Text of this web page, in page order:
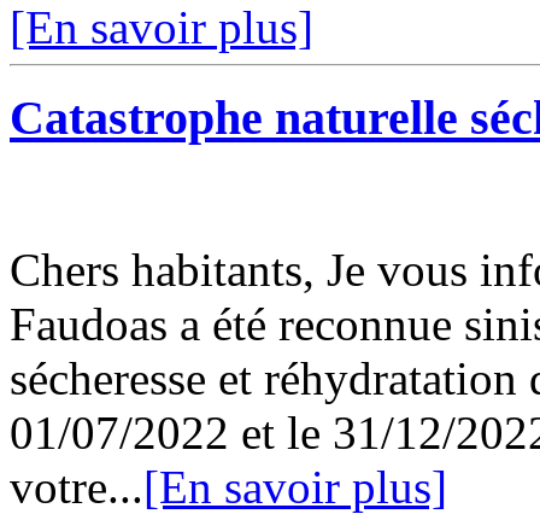
[En savoir plus]
Catastrophe naturelle
Chers habitants, Je vous
Faudoas a été reconnue
sécheresse et
01/07/2022 et le 31/12/
votre...[En savoir plus]